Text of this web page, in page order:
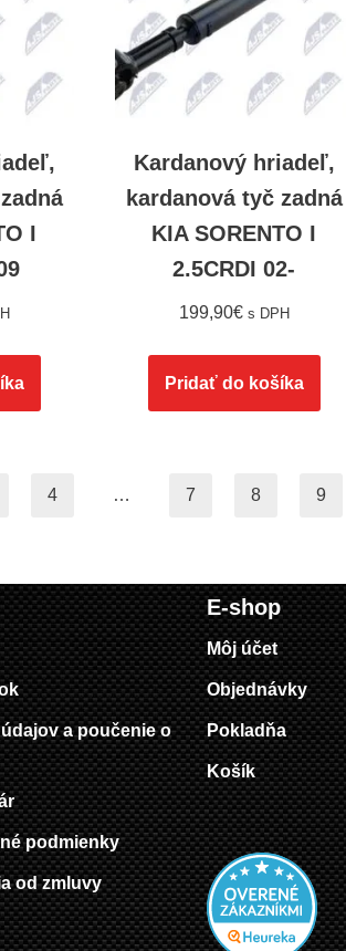
I
Kardanový hriadeľ,
kardanová tyč zadná
KIA SORENTO I
2.5CRDI 02-
199,90€ s DPH
Pridať do košíka
4 … 7 8 9
a poučenie o
podmienky
od zmluvy
E-shop
Môj účet
Objednávky
Pokladňa
Košík